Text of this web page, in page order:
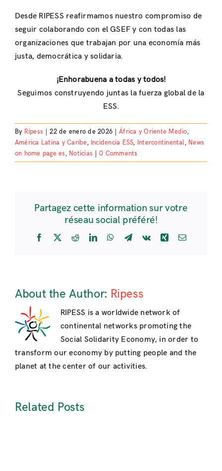
Desde RIPESS reafirmamos nuestro compromiso de
seguir colaborando con el GSEF y con todas las
organizaciones que trabajan por una economía más
justa, democrática y solidaria.
¡Enhorabuena a todas y todos!
Seguimos construyendo juntas la fuerza global de la
ESS.
By Ripess 22 de enero de 2026 África y Oriente Medio,
América Latina y Caribe, Incidencia ESS, Intercontinental, News
on home page es, Noticias 0 Comments
Partagez cette information sur votre
réseau social préféré!
Facebook
X RedditLinkedInWhatsApp
Telegram
Vk Xing Email
About the Author: Ripess
RIPESS is a worldwide network of
continental networks promoting the
Social Solidarity Economy, in order to
transform our economy by putting people and the
planet at the center of our activities.
Related Posts